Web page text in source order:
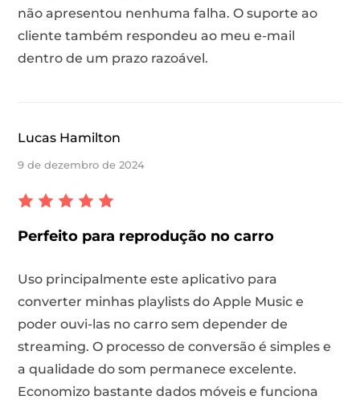
não apresentou nenhuma falha. O suporte ao
cliente também respondeu ao meu e-mail
dentro de um prazo razoável.
Lucas Hamilton
9 de dezembro de 2024
Perfeito para reprodução no carro
Uso principalmente este aplicativo para
converter minhas playlists do Apple Music e
poder ouvi-las no carro sem depender de
streaming. O processo de conversão é simples e
a qualidade do som permanece excelente.
Economizo bastante dados móveis e funciona